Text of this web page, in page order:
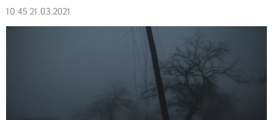
10:45 21.03.2021